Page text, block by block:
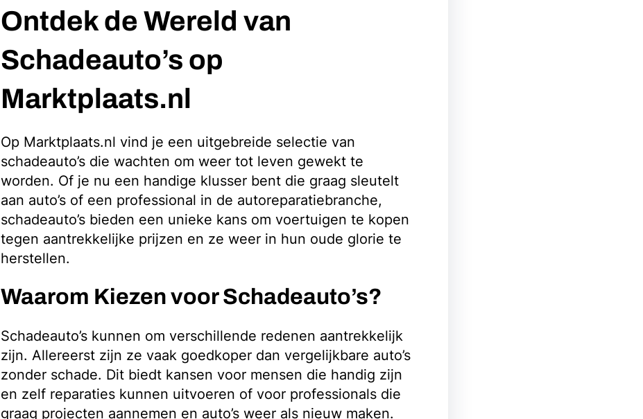
Ontdek de Wereld van
Schadeauto’s op
Marktplaats.nl
Op Marktplaats.nl vind je een uitgebreide selectie van
schadeauto’s die wachten om weer tot leven gewekt te
worden. Of je nu een handige klusser bent die graag sleutelt
aan auto’s of een professional in de autoreparatiebranche,
schadeauto’s bieden een unieke kans om voertuigen te kopen
tegen aantrekkelijke prijzen en ze weer in hun oude glorie te
herstellen.
Waarom Kiezen voor Schadeauto’s?
Schadeauto’s kunnen om verschillende redenen aantrekkelijk
zijn. Allereerst zijn ze vaak goedkoper dan vergelijkbare auto’s
zonder schade. Dit biedt kansen voor mensen die handig zijn
en zelf reparaties kunnen uitvoeren of voor professionals die
graag projecten aannemen en auto’s weer als nieuw maken.